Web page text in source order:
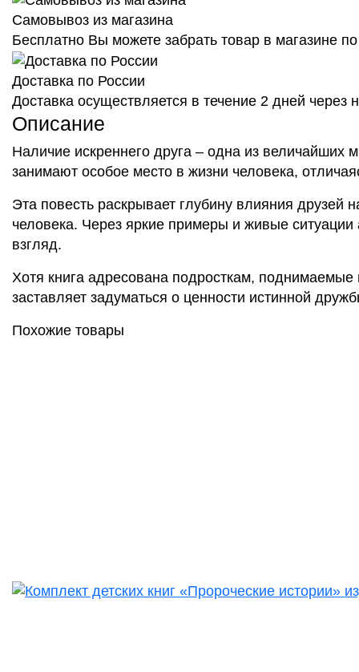
Самовывоз из магазина
Бесплатно Вы можете забрать товар в магазине
Доставка по России
Доставка осуществляется в течение 2 дней
Описание
Наличие искреннего друга – одна из величайших
занимают особое место в жизни человека,
Эта повесть раскрывает глубину влияния друзей
человека. Через яркие примеры и живые ситуации
взгляд.
Хотя книга адресована подросткам,
заставляет задуматься о ценности истинной
Похожие товары